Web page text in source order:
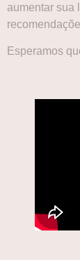
aumentar sua
Esperamos